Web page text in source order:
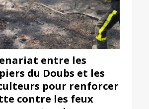
entre les
du Doubs et les
pour renforcer
contre les feux